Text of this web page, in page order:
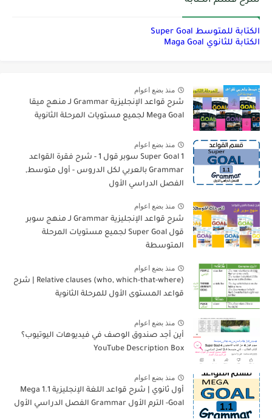
الكتابة للمتوسط Super Goal
الكتابة للثانوي Maga Goal
منذ بضع اعوام
شرح قواعد الإنجليزية Grammar لـ منهج ميقا
Mega Goal لجميع مستويات المرحلة الثانوية
منذ بضع اعوام
Super Goal 1 سوبر قول 1 - شرح فقرة القواعد
Grammar بالعربي لكل الدروس - أول متوسط,
الفصل الدراسي الأول
منذ بضع اعوام
شرح قواعد الإنجليزية Grammar لـ منهج سوبر
قول Super Goal لجميع مستويات المرحلة
المتوسطة
منذ بضع اعوام
Relative clauses (who, which-that-where) | شرح
قواعد المستوى الأول للمرحلة الثانوية
منذ بضع اعوام
أين أجد صندوق الوصف في فيديوهات اليوتيوب؟
YouTube Description Box
منذ بضع اعوام
أول ثانوي | شرح قواعد اللغة الإنجليزية 1.1 Mega
Goal- الترم الأول Grammar الفصل الدراسي الأول